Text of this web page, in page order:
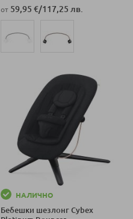
от 59,95 €/117,25 лв.
НАЛИЧНО
Бебешки шезлонг Cybex